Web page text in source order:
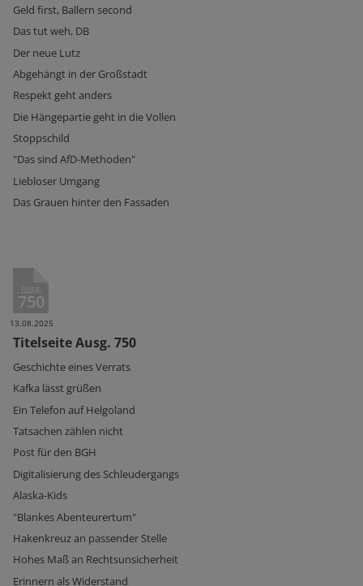
Geld first, Ballern second
Das tut weh, DB
Der neue Lutz
Abgehängt in der Großstadt
Respekt geht anders
Die Hängepartie geht in die Vollen
Stoppschild
"Das sind AfD-Methoden"
Liebloser Umgang
Das Grauen hinter den Fassaden
Ausg.
750
13.08.2025
Titelseite Ausg. 750
Geschichte eines Verrats
Kafka lässt grüßen
Ein Telefon auf Helgoland
Tatsachen zählen nicht
Post für den BGH
Digitalisierung des Schleudergangs
Alaska-Kids
"Blankes Abenteurertum"
Hakenkreuz an passender Stelle
Hohes Maß an Rechtsunsicherheit
Erinnern als Widerstand